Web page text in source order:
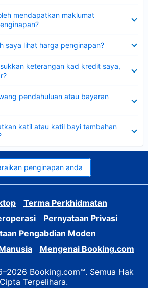
mendapatkan maklumat
saya lihat harga penginapan?
keterangan kad kredit saya,
pendahuluan atau bayaran
katil atau katil bayi tambahan
penginapan anda
Terma Perkhidmatan
Pernyataan Privasi
Pengabdian Moden
Mengenai Booking.com
Booking.com™. Semua Hak
Cipta Terpelihara.